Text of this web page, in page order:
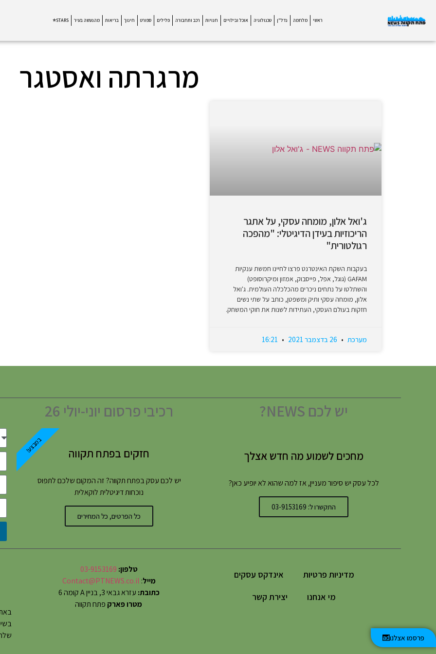
ראשי מלחמה נדל"ן טכנולוגיה אוכל ובילויים חנויות רכב ותחבורה פלילים ספורט חינוך בריאות מהנעשה בעיר STARS⭐
מרגרתה ואסטגר
ג'ואל אלון, מומחה עסקי, על אתגר
הריכוזיות בעידן הדיגיטלי: "מהפכה
רגולטורית"
בעקבות השקת האינטרנט פרצו לחיינו חמשת ענקיות
GAFAM (גוגל, אפל, פייסבוק, אמזון ומיקרוסופט)
והשתלטו על נתחים ניכרים מהכלכלה העולמית. ג'ואל
אלון, מומחה עסקי ותיק ומשפטן, כותב על שתי נשים
חזקות בעולם העסקי, העתידות לשנות את חוקי המשחק.
מערכת
פרסמו אצלנו
יש לכם NEWS?
מחכים לשמוע מה חדש אצלך
לכל עסק יש סיפור מעניין, אז למה שהוא לא יופיע כאן?
התקשרו ל: 03-9153169
רכיבי פרסום יוני-יולי 26
חזקים בפתח תקווה
יש לכם עסק בפתח תקווה? זה המקום שלכם לתפוס
נוכחות דיגיטלית לוקאלית
כל הפרטים, כל המחירים
במבצע!
מדיניות פרטיות
אינדקס עסקים
מי אנחנו
יצירת קשר
טלפון: 03-9153169
מייל:
Contact@PTNEWS.co.il
כתובת: עזרא גבאי 3, בניין A קומה 6
מטרו פארק פתח תקווה